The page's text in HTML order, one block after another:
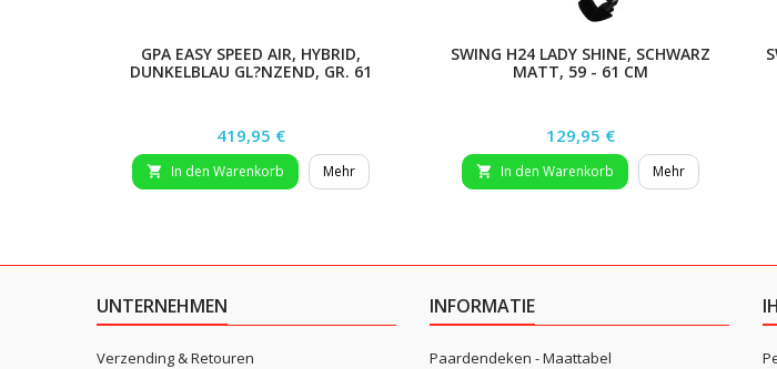
GPA EASY SPEED AIR, HYBRID,
DUNKELBLAU GL?NZEND, GR. 61
Preis
419,95 €
 In den Warenkorb Mehr
SWING H24 LADY SHINE, SCHWARZ
MATT, 59 - 61 CM
Preis
129,95 €
 In den Warenkorb Mehr
UNTERNEHMEN
Verzending & Retouren
INFORMATIE
Paardendeken - Maattabel